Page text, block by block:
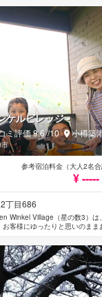
ださい。 贅沢なインテリア
まざまなレクリエーションを
して最適です。
丁目686
Winkel Village（星の数3）は
客様にゆったりと思いのま
用意しております。 快適な
ています。 ごゆっくりとお
がっており、ルームタイプに
可, 露天風呂利用可が備えら
だけます。 行き届いたサー
Villageのスタッフがお客様
ケルビレッジ -
ミ評価9.6 /10 小樽築
参考宿泊料金（大人2名合
¥ -----